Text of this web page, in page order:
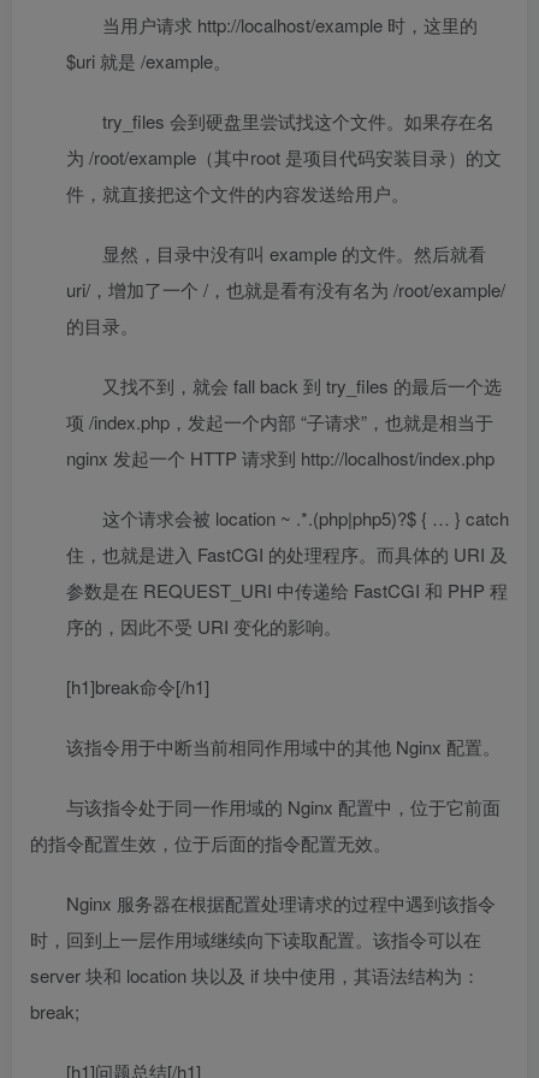
当用户请求 http://localhost/example 时，这里的
$uri 就是 /example。
try_files 会到硬盘里尝试找这个文件。如果存在名
为 /root/example（其中root 是项目代码安装目录）的文
件，就直接把这个文件的内容发送给用户。
显然，目录中没有叫 example 的文件。然后就看
uri/，增加了一个 /，也就是看有没有名为 /root/example/
的目录。
又找不到，就会 fall back 到 try_files 的最后一个选
项 /index.php，发起一个内部 “子请求”，也就是相当于
nginx 发起一个 HTTP 请求到 http://localhost/index.php
这个请求会被 location ~ .*.(php|php5)?$ { … } catch
住，也就是进入 FastCGI 的处理程序。而具体的 URI 及
参数是在 REQUEST_URI 中传递给 FastCGI 和 PHP 程
序的，因此不受 URI 变化的影响。
[h1]break命令[/h1]
该指令用于中断当前相同作用域中的其他 Nginx 配置。
与该指令处于同一作用域的 Nginx 配置中 ， 位于它前面
的指令配置生效 ， 位于后面的指令配置无效。
Nginx 服务器在根据配置处理请求的过程中遇到该指令
时 ， 回到上一层作用域继续向下读取配置。 该指令可以在
server 块和 location 块以及 if 块中使用 ， 其语法结构为 ：
break;
[h1]问题总结[/h1]